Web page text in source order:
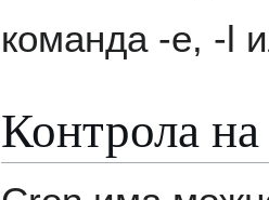
команда -e, -l
Контрола